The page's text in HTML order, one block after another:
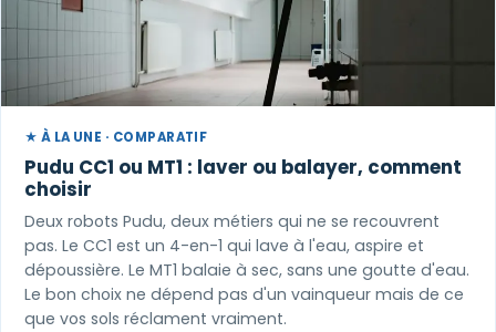
★ À LA UNE · COMPARATIF
Pudu CC1 ou MT1 : laver ou balayer, comment
choisir
Deux robots Pudu, deux métiers qui ne se recouvrent
pas. Le CC1 est un 4-en-1 qui lave à l'eau, aspire et
dépoussière. Le MT1 balaie à sec, sans une goutte d'eau.
Le bon choix ne dépend pas d'un vainqueur mais de ce
que vos sols réclament vraiment.